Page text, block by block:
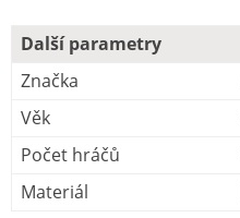
Další parametry
Značka
Věk
Počet hráčů
Materiál